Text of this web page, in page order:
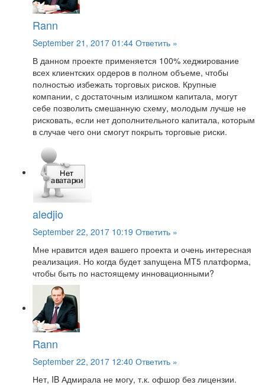
Rann
September 21, 2017 01:44 Ответить »
В данном проекте применяется 100% хеджирование
всех клиентских ордеров в полном объеме, чтобы
полностью избежать торговых рисков. Крупные
компании, с достаточным излишком капитала, могут
себе позволить смешанную схему, молодым лучше не
рисковать, если нет дополнительного капитала, которым
в случае чего они смогут покрыть торговые риски.
aledjio
September 22, 2017 10:19 Ответить »
Мне нравится идея вашего проекта и очень интересная
реализация. Но когда будет запущена MT5 платформа,
чтобы быть по настоящему инновационными?
Rann
September 22, 2017 12:40 Ответить »
Нет, IB Адмирала не могу, т.к. офшор без лицензии.